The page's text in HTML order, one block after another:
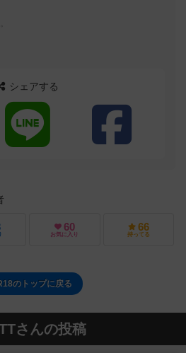
シェアする
60
お気に入り
66
持ってる
のトップに戻る
さんの投稿